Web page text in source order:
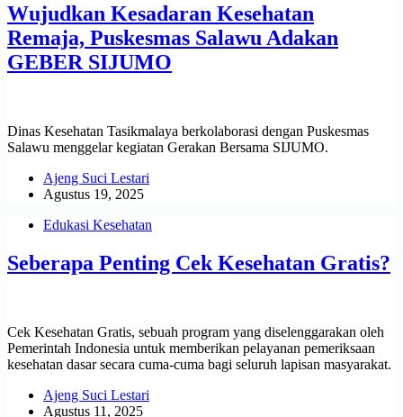
Wujudkan Kesadaran Kesehatan
Remaja, Puskesmas Salawu Adakan
GEBER SIJUMO
Dinas Kesehatan Tasikmalaya berkolaborasi dengan Puskesmas
Salawu menggelar kegiatan Gerakan Bersama SIJUMO.
Ajeng Suci Lestari
Agustus 19, 2025
Edukasi Kesehatan
Seberapa Penting Cek Kesehatan Gratis?
Cek Kesehatan Gratis, sebuah program yang diselenggarakan oleh
Pemerintah Indonesia untuk memberikan pelayanan pemeriksaan
kesehatan dasar secara cuma-cuma bagi seluruh lapisan masyarakat.
Ajeng Suci Lestari
Agustus 11, 2025